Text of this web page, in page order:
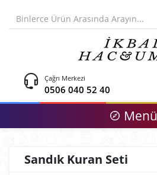
Çağrı Merkezi
0506 040 52 40
Menü
Sandık Kuran Seti